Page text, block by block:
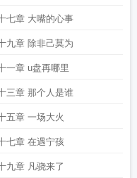
七章 大嘴的心事
九章 除非己莫为
一章 u盘再哪里
三章 那个人是谁
五章 一场大火
七章 在遇宁孩
九章 凡骁来了